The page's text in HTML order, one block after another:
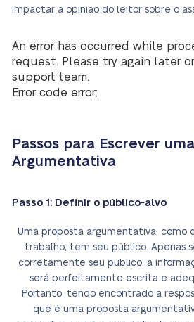
impactar a opinião do leitor sobre o
An error has occurred while
request. Please try again later
support team.
Error code error:
Passos para Escrever
Argumentativa
Passo 1: Definir o público-alvo
Uma proposta argumentativa, como
trabalho, tem seu público. Apenas
corretamente seu público, a
será perfeitamente escrita e
Portanto, tendo encontrado a
que é uma proposta